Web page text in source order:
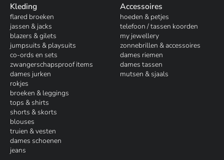
Kleding
flared broeken
jassen & jacks
blazers & gilets
jumpsuits & playsuits
co-ords en sets
zwangerschapsproof items
dames jurken
rokjes
broeken & leggings
tops & shirts
shorts & skorts
blouses
truien & vesten
dames schoenen
jeans
Accessoires
hoeden & petjes
telefoon / tassen koorden
my jewellery
zonnebrillen & accessoires
dames riemen
dames tassen
mutsen & sjaals